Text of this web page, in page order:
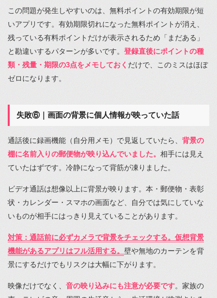
この問題が発生しやすいのは、無料ポイントの有効期限が短
いアプリです。有効期限切れになった無料ポイントが消え、
残っている有料ポイントだけが表示されるため「まだある」
と勘違いするパターンが多いです。 登録直後にポイントの種
類・残量・期限の3点をメモしておく だけで、このミスはほぼ
ゼロになります。
失敗⑥｜画面の背景に個人情報が映っていた話
通話後に録画機能（自分用メモ）で見返していたら、 背景の
棚に名前入りの郵便物が映り込んでいました。 相手には見え
ていたはずです。冷静になって背筋が凍りました。
ビデオ通話は想像以上に背景が映ります。本・郵便物・表彰
状・カレンダー・スマホの画面など、自分では気にしていな
いものが相手にはっきり見えていることがあります。
対策：通話前に必ずカメラで背景をチェックする。仮想背景
機能があるアプリはフル活用する。 壁や無地のカーテンを背
景にするだけでもリスクは大幅に下がります。
映像だけでなく、 音の映り込みにも注意が必要です。家族の